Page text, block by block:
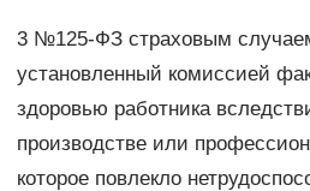
3 №125-ФЗ страховым
установленный комиссией
здоровью работника
производстве или
которое повлекло